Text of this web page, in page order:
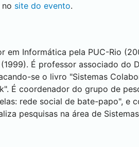
site do evento.
em Informática pela PUC-Rio
É professor associado do
se o livro "Sistemas
É coordenador do grupo de
rede social de bate-papo", e
pesquisas na área de